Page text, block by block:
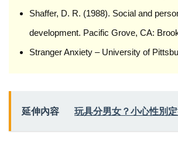
Shaffer, D. R. (1988). Social and
development. Pacific Grove, CA:
Stranger Anxiety – University of
延伸內容 玩具分男女？小心性別